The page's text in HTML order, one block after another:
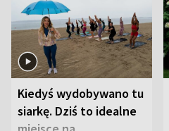
Kiedyś wydobywano tu
siarkę. Dziś to idealne